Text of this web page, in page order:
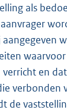
als
en
verbonden
de